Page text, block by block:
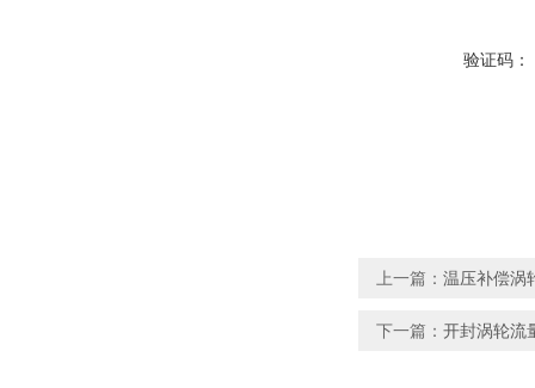
验证码：
上一篇： 温压补偿涡
下一篇： 开封涡轮流